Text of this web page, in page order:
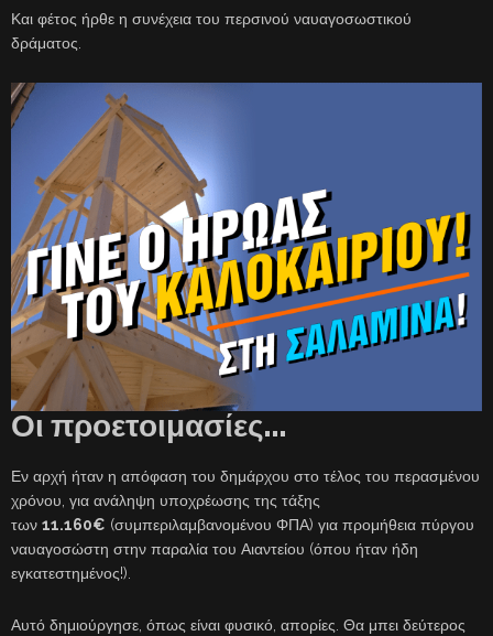
Και φέτος ήρθε η συνέχεια του περσινού ναυαγοσωστικού
δράματος.
Οι προετοιμασίες…
Εν αρχή ήταν η απόφαση του δημάρχου στο τέλος του περασμένου
χρόνου, για ανάληψη υποχρέωσης της τάξης
των 11.160€ (συμπεριλαμβανομένου ΦΠΑ) για προμήθεια πύργου
ναυαγοσώστη στην παραλία του Αιαντείου (όπου ήταν ήδη
εγκατεστημένος!).
Αυτό δημιούργησε, όπως είναι φυσικό, απορίες. Θα μπει δεύτερος